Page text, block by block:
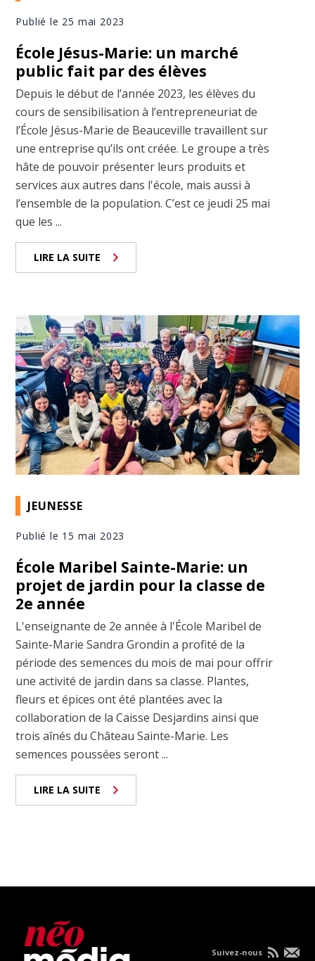
Publié le 25 mai 2023
École Jésus-Marie: un marché
public fait par des élèves
Depuis le début de l’année 2023, les élèves du
cours de sensibilisation à l’entrepreneuriat de
l’École Jésus-Marie de Beauceville travaillent sur
une entreprise qu’ils ont créée. Le groupe a très
hâte de pouvoir présenter leurs produits et
services aux autres dans l'école, mais aussi à
l’ensemble de la population. C’est ce jeudi 25 mai
que les ...
LIRE LA SUITE
JEUNESSE
Publié le 15 mai 2023
École Maribel Sainte-Marie: un
projet de jardin pour la classe de
2e année
L'enseignante de 2e année à l'École Maribel de
Sainte-Marie Sandra Grondin a profité de la
période des semences du mois de mai pour offrir
une activité de jardin dans sa classe. Plantes,
fleurs et épices ont été plantées avec la
collaboration de la Caisse Desjardins ainsi que
trois aînés du Château Sainte-Marie. Les
semences poussées seront ...
LIRE LA SUITE
Suivez-nous